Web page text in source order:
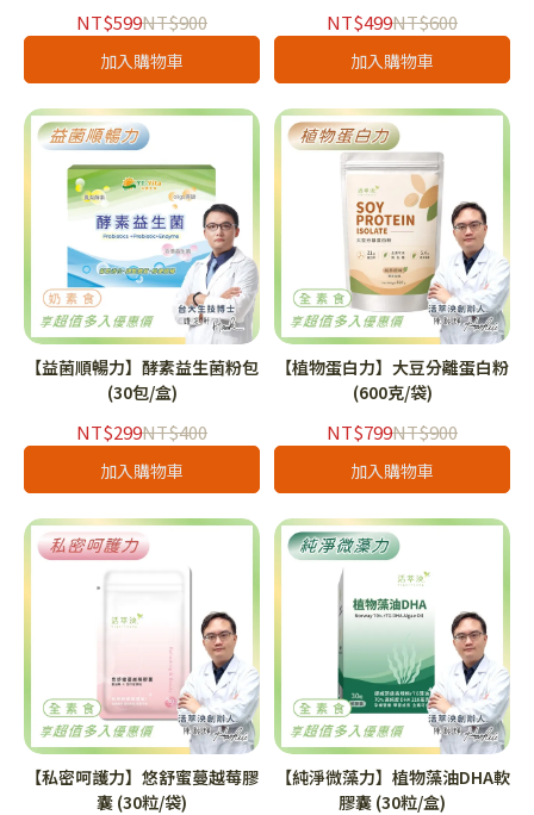
NT$599NT$900
加入購物車
NT$499NT$600
加入購物車
【益菌順暢力】酵素益生菌粉包
(30包/盒)
NT$299NT$400
加入購物車
【植物蛋白力】大豆分離蛋白粉
(600克/袋)
NT$799NT$900
加入購物車
【私密呵護力】悠舒蜜蔓越莓膠
囊 (30粒/袋)
【純淨微藻力】植物藻油DHA軟
膠囊 (30粒/盒)